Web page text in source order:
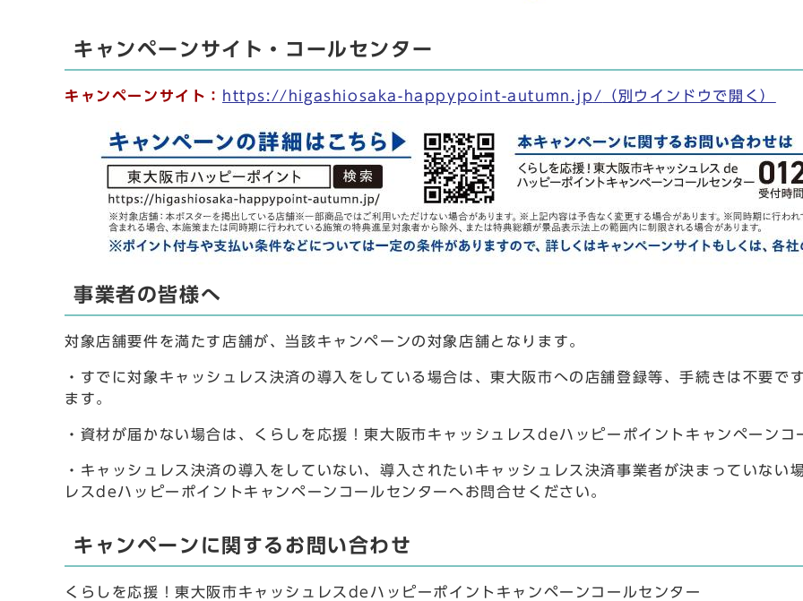
キャンペーンサイト・コールセンター
キャンペーンサイト ： https://higashiosaka-happypoint-autumn.jp/ （別ウインドウで開く）
事業者の皆様へ
対象店舗要件を満たす店舗が、当該キャンペーンの対象店舗となります。
・すでに対象キャッシュレス決済の導入をしている場合は、東大阪市への店舗登録等、手続きは不要
ます。
・資材が届かない場合は、くらしを応援！東大阪市キャッシュレスdeハッピーポイントキャンペーン
・キャッシュレス決済の導入をしていない、導入されたいキャッシュレス決済事業者が決まっていない
レスdeハッピーポイントキャンペーンコールセンターへお問合せください。
キャンペーンに関するお問い合わせ
くらしを応援！東大阪市キャッシュレスdeハッピーポイントキャンペーンコールセンター